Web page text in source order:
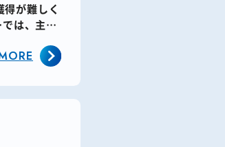
が難しく
は、主に